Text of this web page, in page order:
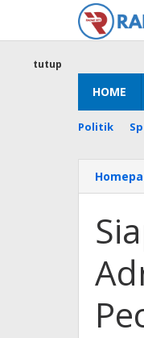
konten
HOME
Politik
tutup